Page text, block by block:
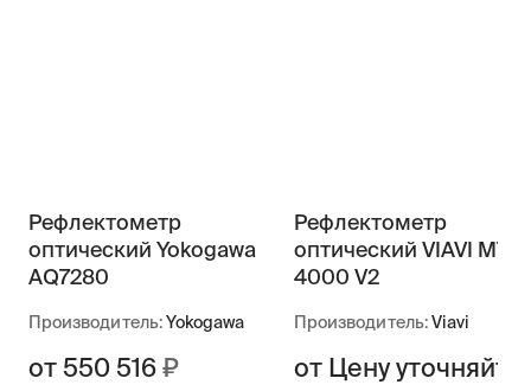
Рефлектометр
оптический Yokogawa
AQ7280
Производитель:Yokogawa
от550 516
Рефлектометр
оптический VIAVI MTS-
4000 V2
Производитель:Viavi
отЦену уточняйте